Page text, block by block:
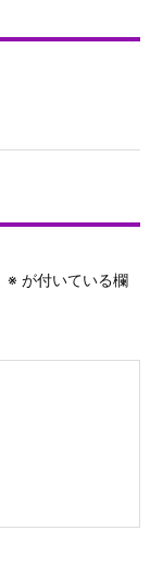
※ が付いている欄